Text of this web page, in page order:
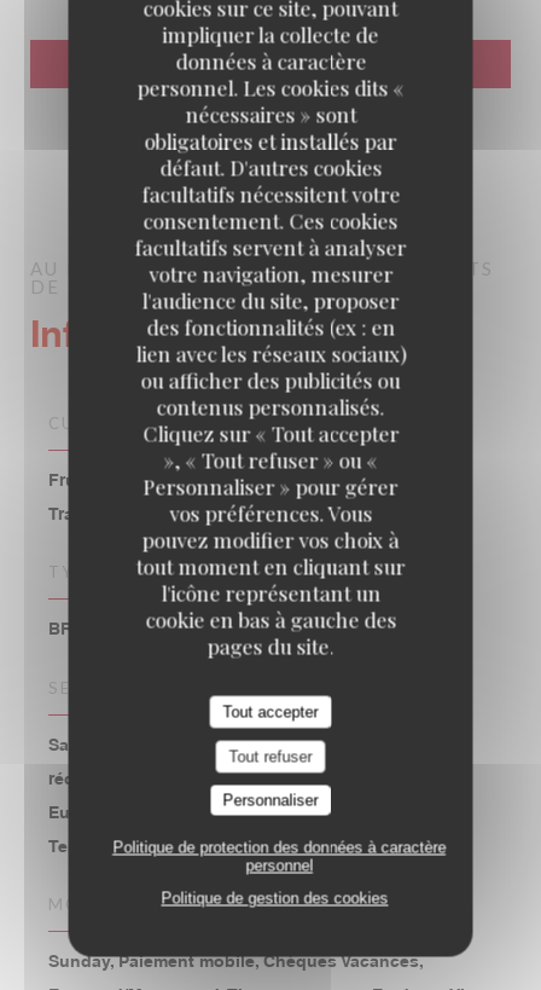
cookies sur ce site, pouvant
impliquer la collecte de
données à caractère
personnel. Les cookies dits «
nécessaires » sont
obligatoires et installés par
défaut. D'autres cookies
facultatifs nécessitent votre
consentement. Ces cookies
facultatifs servent à analyser
votre navigation, mesurer
l'audience du site, proposer
des fonctionnalités (ex : en
lien avec les réseaux sociaux)
ou afficher des publicités ou
contenus personnalisés.
Cliquez sur « Tout accepter
», « Tout refuser » ou «
Personnaliser » pour gérer
vos préférences. Vous
pouvez modifier vos choix à
tout moment en cliquant sur
l'icône représentant un
cookie en bas à gauche des
pages du site.
Tout accepter
Tout refuser
Personnaliser
Politique de protection des données à caractère
personnel
Politique de gestion des cookies
AU PIED DE COCHONBRASSERIE – FRUITS
DE MER A EMPORTERPARIS
Infos pratiques
CUISINE
Fruits de mer, Française Traditionnelle, Familiale,
Traditionnelle
TYPE DE RESTAURANT
BRASSERIE – FRUITS DE MER A EMPORTER
SERVICES
Salle climatisée, Accès aux personnes à mobilité
réduite, 2h de parking gratuites au Parking St
Eustache, Accès Wifi, Réservations, Privatisation,
Terrasse
MOYENS DE PAIEMENT
Sunday, Paiement mobile, Chèques Vacances,